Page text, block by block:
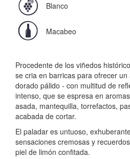
Blanco
Macabeo
Procedente de los viñedos
se cria en barricas para ofrecer
dorado pálido - con multitud de
intenso, que se espresa en
asada, mantequilla, torrefactos,
acabada de cortar.
El paladar es untuoso,
sensaciones cremosas y
piel de limón confitada.